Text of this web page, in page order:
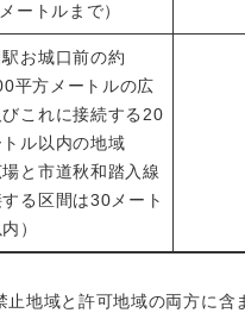
ートルまで）
駅お城口前の約
平方メートルの広
これに接続する20
トル以内の地域
場と市道秋和踏入線
る区間は30メート
）
止地域と許可地域の両方に含